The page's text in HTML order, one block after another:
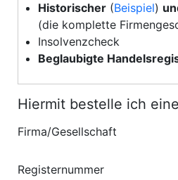
Historischer (Beispiel)
(die komplette
Insolvenzcheck
Beglaubigte
Hiermit bestelle ich
Firma/Gesellschaft
Registernummer